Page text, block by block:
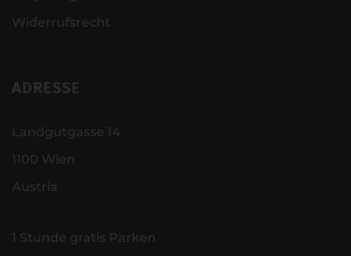
Widerrufsrecht
ADRESSE
Landgutgasse 14
1100 Wien
Austria
1 Stunde gratis Parken